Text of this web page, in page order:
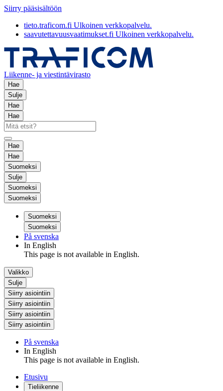
Siirry pääsisältöön
tieto.traficom.fi Ulkoinen verkkopalvelu.
saavutettavuusvaatimukset.fi Ulkoinen verkkopalvelu.
Liikenne- ja viestintävirasto
Hae
Sulje
Hae
Hae
Hae
Hae
Suomeksi
Sulje
Suomeksi
Suomeksi
Suomeksi
Suomeksi
På svenska
In English
This page is not available in English.
Valikko
Sulje
Siirry asiointiin
Siirry asiointiin
Siirry asiointiin
Siirry asiointiin
På svenska
In English
This page is not available in English.
Etusivu
Tieliikenne